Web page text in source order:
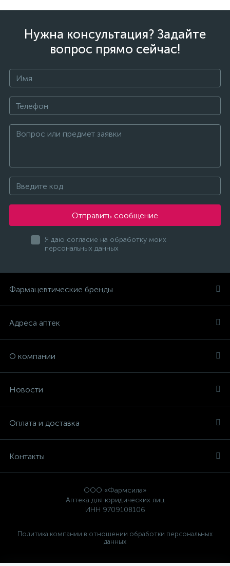
Нужна консультация? Задайте
вопрос прямо сейчас!
Отправить сообщение
Я даю согласие на обработку моих
персональных данных
Фармацевтические бренды
Адреса аптек
О компании
Новости
Оплата и доставка
Контакты
ООО «Фармсила»
Аптека для юридических лиц
ИНН 9709108106
Политика компании в отношении обработки персональных
данных